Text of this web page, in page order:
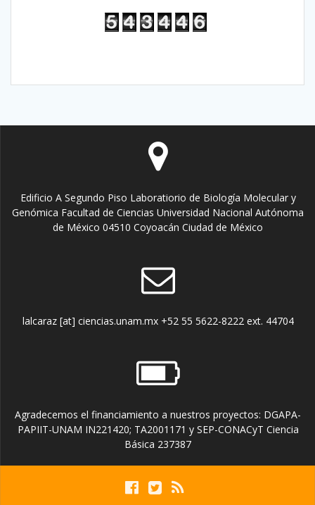
Edificio A Segundo Piso Laboratiorio de Biología Molecular y
Genómica Facultad de Ciencias Universidad Nacional Autónoma
de México 04510 Coyoacán Ciudad de México
lalcaraz [at] ciencias.unam.mx +52 55 5622-8222 ext. 44704
Agradecemos el financiamiento a nuestros proyectos: DGAPA-
PAPIIT-UNAM IN221420; TA2001171 y SEP-CONACyT Ciencia
Básica 237387